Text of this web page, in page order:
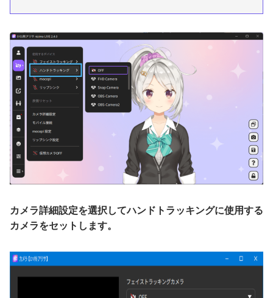
カメラ詳細設定を選択してハンドトラッキングに使用する
カメラをセットします。